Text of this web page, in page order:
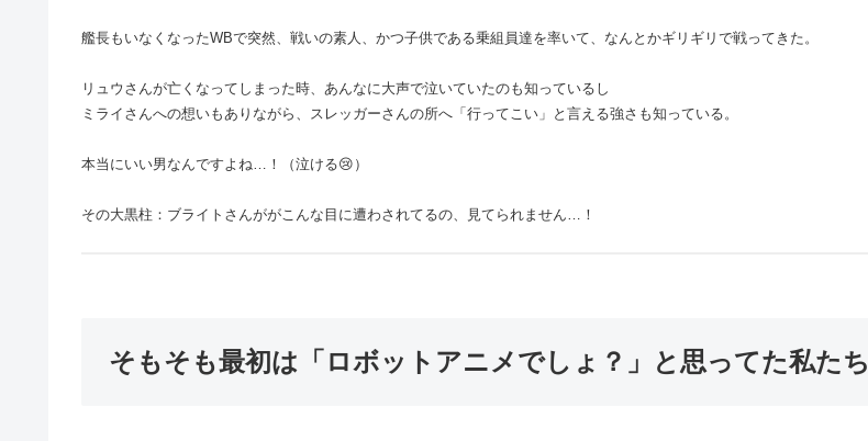
艦長もいなくなったWBで突然、戦いの素人、かつ子供である乗組員達を率いて、なんとかギリギリで戦ってきた。
リュウさんが亡くなってしまった時、あんなに大声で泣いていたのも知っているし
ミライさんへの想いもありながら、スレッガーさんの所へ「行ってこい」と言える強さも知っている。
本当にいい男なんですよね…！（泣ける😢）
その大黒柱：ブライトさんががこんな目に遭わされてるの、見てられません…！
そもそも最初は「ロボットアニメでしょ？」と思ってた私たち